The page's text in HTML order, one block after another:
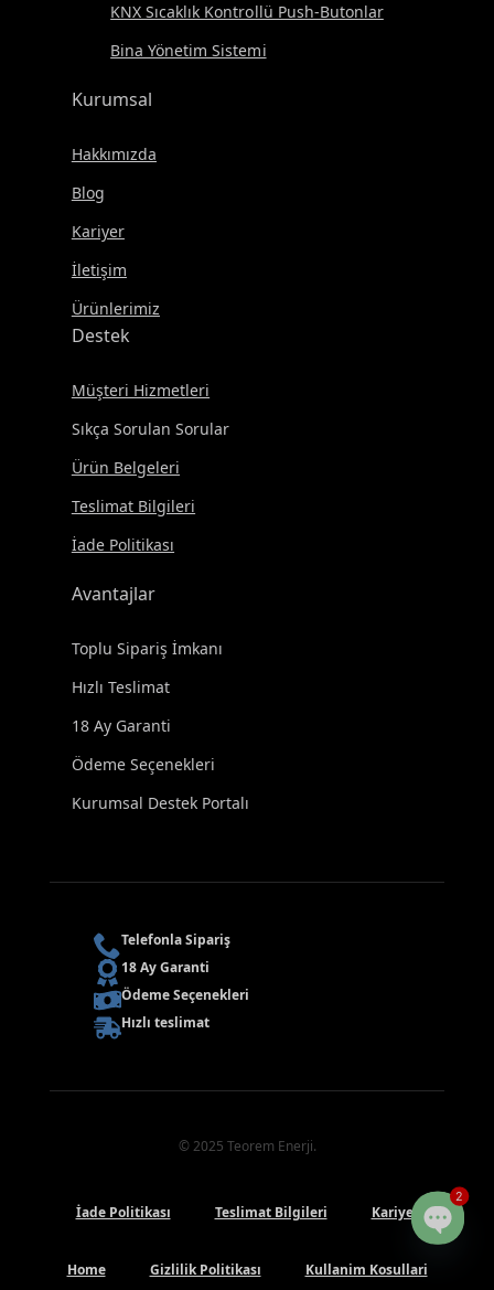
KNX Sıcaklık Kontrollü Push-Butonlar
Bina Yönetim Sistemi
Kurumsal
Hakkımızda
Blog
Kariyer
İletişim
Ürünlerimiz
Destek
Müşteri Hizmetleri
Sıkça Sorulan Sorular
Ürün Belgeleri
Teslimat Bilgileri
İade Politikası
Avantajlar
Toplu Sipariş İmkanı
Hızlı Teslimat
18 Ay Garanti
Ödeme Seçenekleri
Kurumsal Destek Portalı
Telefonla Sipariş
18 Ay Garanti
Ödeme Seçenekleri
Hızlı teslimat
© 2025 Teorem Enerji.
İade Politikası Teslimat Bilgileri Kariyer
Home Gizlilik Politikası Kullanim Kosullari
2